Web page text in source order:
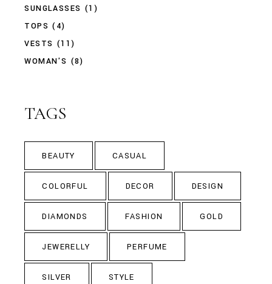
SUNGLASSES (1)
TOPS (4)
VESTS (11)
WOMAN'S (8)
TAGS
BEAUTY CASUAL
COLORFUL DECOR DESIGN
DIAMONDS FASHION GOLD
JEWERELLY PERFUME
SILVER STYLE